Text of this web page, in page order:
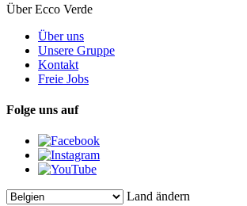
Über Ecco Verde
Über uns
Unsere Gruppe
Kontakt
Freie Jobs
Folge uns auf
Land ändern